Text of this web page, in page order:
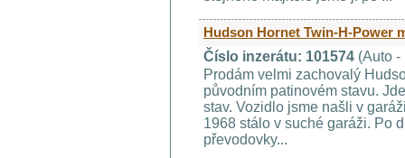
Hudson Hornet Twin-H-Power
Číslo inzerátu: 101574 (Auto -
Prodám velmi zachovalý
původním patinovém stavu.
stav. Vozidlo jsme našli v
1968 stálo v suché garáži. Po
převodovky...